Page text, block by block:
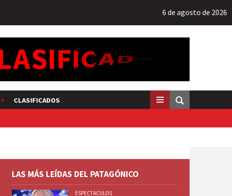
6 de agosto de 2026
CLASIFICADOS
LAS MÁS LEÍDAS DEL PATAGÓNICO
ESPECTACULOS